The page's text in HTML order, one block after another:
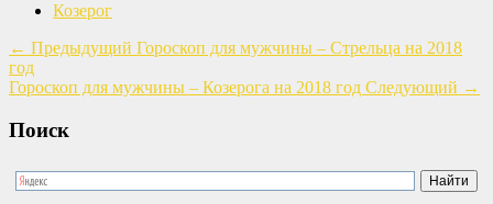
Козерог
← Предыдущий Гороскоп для мужчины – Стрельца на 2018
год
Гороскоп для мужчины – Козерога на 2018 год Следующий →
Поиск